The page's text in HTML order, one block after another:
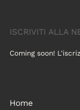
ISCRIVITI ALLA
Coming soon!
Home